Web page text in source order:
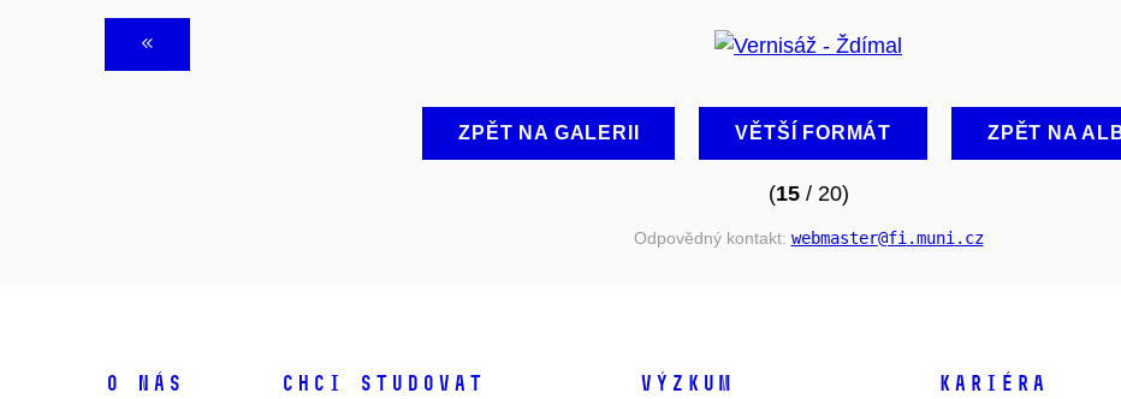
ZPĚT NA GALERII VĚTŠÍ FORMÁT ZPĚT NA
(15/ 20)
Odpovědný kontakt: webmaster@fi .muni .cz
O NÁS CHCI STUDOVAT VÝZKUM KARIÉRA